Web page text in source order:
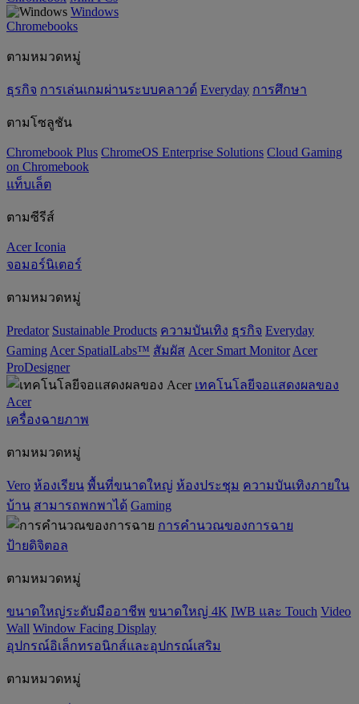
Windows
Chromebooks
ตามหมวดหมู่
ธุรกิจ การเล่นเกมผ่านระบบคลาวด์ Everyday การศึกษา
ตามโซลูชัน
Chromebook Plus ChromeOS Enterprise Solutions Cloud Gaming
on Chromebook
แท็บเล็ต
ตามซีรีส์
Acer Iconia
จอมอร์นิเตอร์
ตามหมวดหมู่
Predator ‌Sustainable Products ความบันเทิง ธุรกิจ Everyday
Gaming Acer SpatialLabs™ สัมผัส Acer Smart Monitor Acer
ProDesigner
เทคโนโลยีจอแสดงผลของ
Acer
เครื่องฉายภาพ
ตามหมวดหมู่
Vero ห้องเรียน พื้นที่ขนาดใหญ่ ห้องประชุม ความบันเทิงภายใน
บ้าน สามารถพกพาได้ Gaming
การคำนวณของการฉาย
ป้ายดิจิตอล
ตามหมวดหมู่
ขนาดใหญ่ระดับมืออาชีพ ขนาดใหญ่ 4K IWB และ Touch Video
Wall Window Facing Display
อุปกรณ์อิเล็กทรอนิกส์และอุปกรณ์เสริม
ตามหมวดหมู่